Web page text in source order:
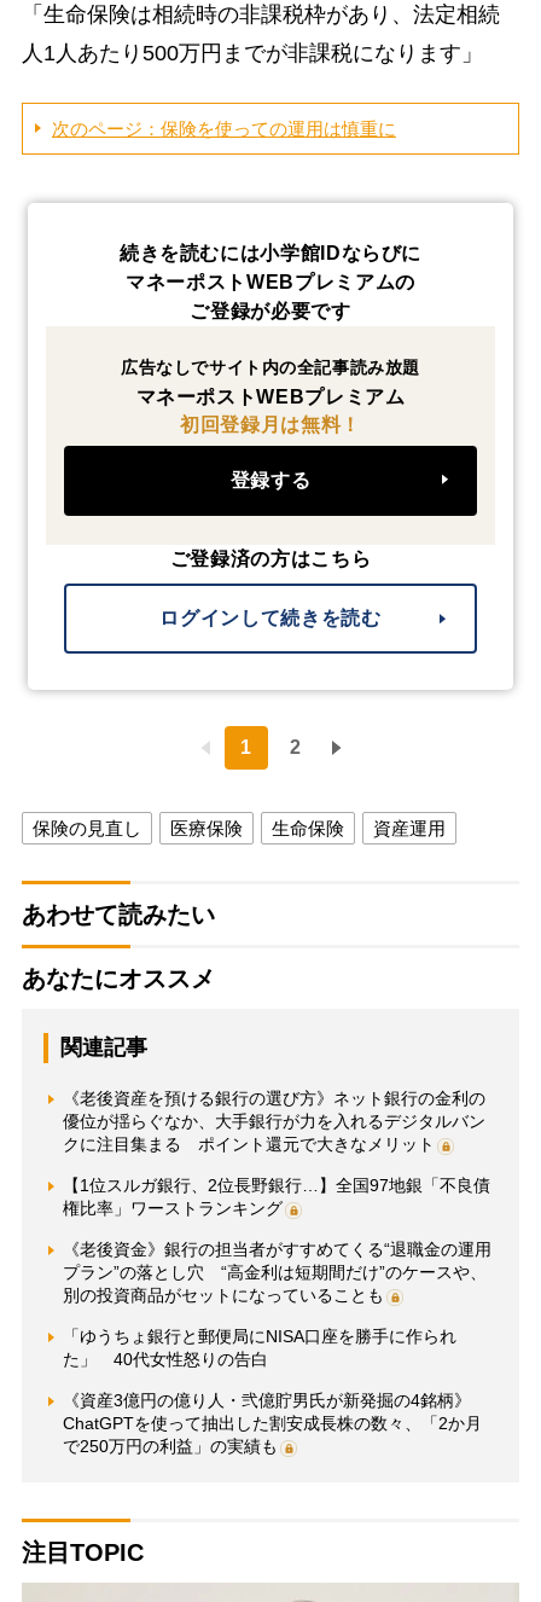
「生命保険は相続時の非課税枠があり、法定相続
人1人あたり500万円までが非課税になります」
次のページ：保険を使っての運用は慎重に
続きを読むには小学館IDならびに
マネーポストWEBプレミアムの
ご登録が必要です
広告なしでサイト内の全記事読み放題
マネーポストWEBプレミアム
初回登録月は無料！
登録する
ご登録済の方はこちら
ログインして続きを読む
1 2
保険の見直し 医療保険 生命保険 資産運用
あわせて読みたい
あなたにオススメ
関連記事
《老後資産を預ける銀行の選び方》ネット銀行の金利の
優位が揺らぐなか、大手銀行が力を入れるデジタルバン
クに注目集まる ポイント還元で大きなメリット
【1位スルガ銀行、2位長野銀行…】全国97地銀「不良債
権比率」ワーストランキング
《老後資金》銀行の担当者がすすめてくる“退職金の運用
プラン”の落とし穴 “高金利は短期間だけ”のケースや、
別の投資商品がセットになっていることも
「ゆうちょ銀行と郵便局にNISA口座を勝手に作られ
た」 40代女性怒りの告白
《資産3億円の億り人・弐億貯男氏が新発掘の4銘柄》
ChatGPTを使って抽出した割安成長株の数々、「2か月
で250万円の利益」の実績も
注目TOPIC